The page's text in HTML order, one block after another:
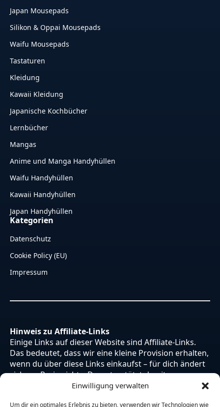
Einwilligung verwalten
Um dir ein optimales Erlebnis zu bieten, verwenden wir Technologien wie
Japan Mousepads
Silikon & Oppai Mousepads
Waifu Mousepads
Tastaturen
Kleidung
Kawaii Kleidung
Japanische Kochbücher
Lernbücher
Mangas
Anime und Manga Handyhüllen
Waifu Handyhüllen
Kawaii Handyhüllen
Japan Handyhüllen
Kategorien
Datenschutz
Cookie Policy (EU)
Impressum
Hinweis zu Affiliate-Links
Einige Links auf dieser Website sind Affiliate-Links.
Das bedeutet, dass wir eine kleine Provision erhalten,
wenn du über diese Links einkaufst – für dich ändert
sich am Preis nichts. Du unterstützt damit unsere
Arbeit. Vielen Dank dafür!